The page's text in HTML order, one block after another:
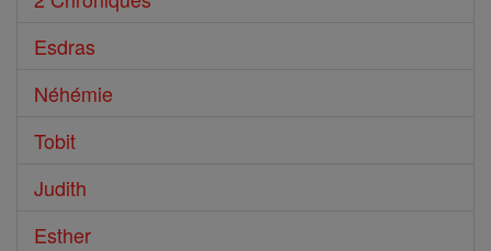
Esdras
Néhémie
Tobit
Judith
Esther